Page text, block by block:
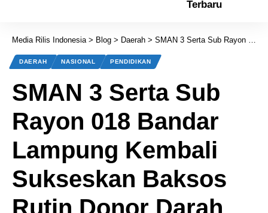
Terbaru
Media Rilis Indonesia> Blog > Daerah > SMAN 3 Serta Sub Rayon 018 Bandar Lampung Kembali Sukseskan Baksos Rutin Donor Darah
DAERAH NASIONAL PENDIDIKAN
SMAN 3 Serta Sub
Rayon 018 Bandar
Lampung Kembali
Sukseskan Baksos
Rutin Donor Darah